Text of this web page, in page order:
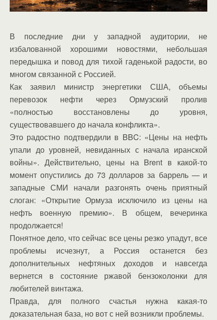
В последние дни у западной аудитории, не
избалованной хорошими новостями, небольшая
передышка и повод для тихой гаденькой радости, во
многом связанной с Россией.
Как заявил министр энергетики США, объемы
перевозок нефти через Ормузский пролив
«полностью восстановлены до уровня,
существовавшего до начала конфликта».
Это радостно подтвердили в BBC: «Цены на нефть
упали до уровней, невиданных с начала иранской
войны». Действительно, цены на Brent в какой-то
момент опустились до 73 долларов за баррель — и
западные СМИ начали разгонять очень приятный
слоган: «Открытие Ормуза исключило из цены на
нефть военную премию». В общем, вечеринка
продолжается!
Понятное дело, что сейчас все цены резко упадут, все
проблемы исчезнут, а Россия останется без
дополнительных нефтяных доходов и навсегда
вернется в состояние ржавой бензоколонки для
любителей винтажа.
Правда, для полного счастья нужна какая-то
доказательная база, но вот с ней возникли проблемы.